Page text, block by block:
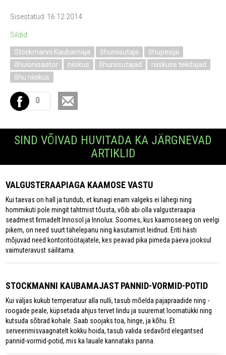
Sisestatud: 16.12.2014
Sildid:
Stockmanni Kaubamaja õhuniisutaja
õhupesija
õhuionisaator
niiskus õhuniisutajad
niiskuse tekitajad
õhu niiskus
0
SIND VÕIVAD HUVITADA KA JÄRGNEVAD
ARTIKLID
VALGUSTERAAPIAGA KAAMOSE VASTU
Kui taevas on hall ja tundub, et kunagi enam valgeks ei lähegi ning
hommikuti pole mingit tahtmist tõusta, võib abi olla valgusteraapia
seadmest firmadelt Innosol ja Innolux. Soomes, kus kaamoseaeg on veelgi
pikem, on need suurt tähelepanu ning kasutamist leidnud. Eriti hästi
mõjuvad need kontoritöötajatele, kes peavad pika pimeda päeva jooksul
vaimuteravust säilitama.
STOCKMANNI KAUBAMAJAST PANNID-VORMID-POTID
Kui väljas kukub temperatuur alla nulli, tasub mõelda pajapraadide ning -
roogade peale, küpsetada ahjus tervet lindu ja suuremat loomatükki ning
kutsuda sõbrad kohale. Saab soojaks toa, hinge, ja kõhu. Et
serveerimisvaagnatelt kokku hoida, tasub valida sedavõrd elegantsed
pannid-vormid-potid, mis ka lauale kannataks panna.